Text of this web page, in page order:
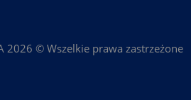
2026 © Wszelkie prawa zastrzeżone